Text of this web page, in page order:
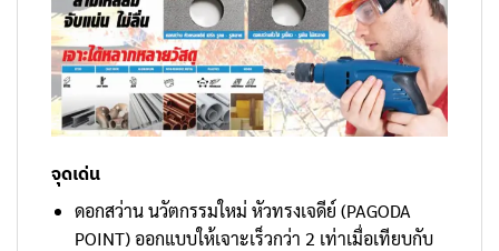
จุดเด่น
ดอกสว่าน นวัตกรรมใหม่ หัวทรงเจดีย์ (PAGODA
POINT) ออกแบบให้เจาะเร็วกว่า 2 เท่าเมื่อเทียบกับ